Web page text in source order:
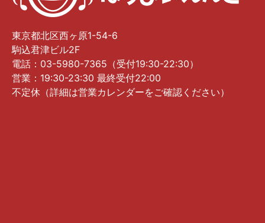
東京都北区西ヶ原1-54-6
駒込君津ビル2F
電話：03-5980-7365（受付19:30-22:30）
営業：19:30-23:30 最終受付22:00
不定休（詳細は営業カレンダーをご確認ください）